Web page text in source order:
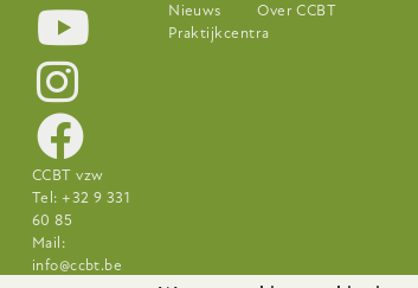
CCBT vzw
Tel: +32 9 331
60 85
Mail:
info@ccbt.be
Footer-
Nieuws
Over CCBT
Praktijkcentra